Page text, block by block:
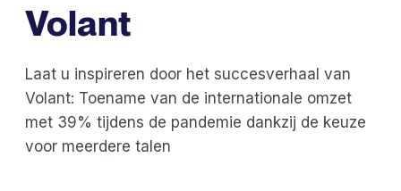
Volant
Laat u inspireren door het succesverhaal van
Volant: Toename van de internationale omzet
met 39% tijdens de pandemie dankzij de keuze
voor meerdere talen